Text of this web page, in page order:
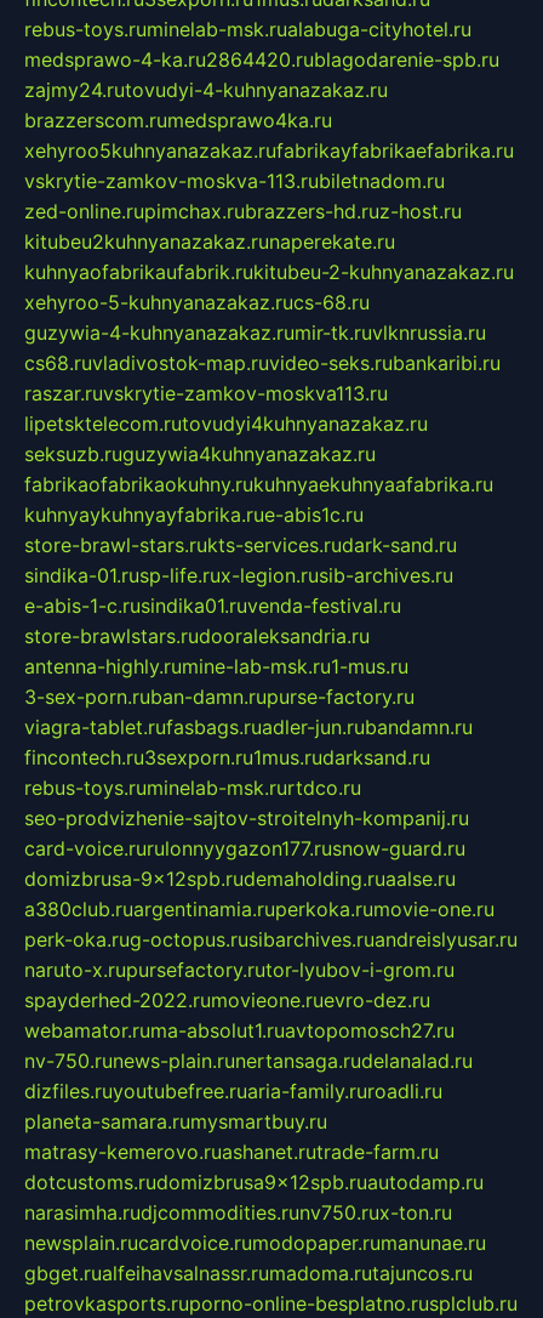
rebus-toys.ruminelab-msk.rualabuga-cityhotel.ru
medsprawo-4-ka.ru2864420.rublagodarenie-spb.ru
zajmy24.rutovudyi-4-kuhnyanazakaz.ru
brazzerscom.rumedsprawo4ka.ru
xehyroo5kuhnyanazakaz.rufabrikayfabrikaefabrika.ru
vskrytie-zamkov-moskva-113.rubiletnadom.ru
zed-online.rupimchax.rubrazzers-hd.ruz-host.ru
kitubeu2kuhnyanazakaz.runaperekate.ru
kuhnyaofabrikaufabrik.rukitubeu-2-kuhnyanazakaz.ru
xehyroo-5-kuhnyanazakaz.rucs-68.ru
guzywia-4-kuhnyanazakaz.rumir-tk.ruvlknrussia.ru
cs68.ruvladivostok-map.ruvideo-seks.rubankaribi.ru
raszar.ruvskrytie-zamkov-moskva113.ru
lipetsktelecom.rutovudyi4kuhnyanazakaz.ru
seksuzb.ruguzywia4kuhnyanazakaz.ru
fabrikaofabrikaokuhny.rukuhnyaekuhnyaafabrika.ru
kuhnyaykuhnyayfabrika.rue-abis1c.ru
store-brawl-stars.rukts-services.rudark-sand.ru
sindika-01.rusp-life.rux-legion.rusib-archives.ru
e-abis-1-c.rusindika01.ruvenda-festival.ru
store-brawlstars.rudooraleksandria.ru
antenna-highly.rumine-lab-msk.ru1-mus.ru
3-sex-porn.ruban-damn.rupurse-factory.ru
viagra-tablet.rufasbags.ruadler-jun.rubandamn.ru
fincontech.ru3sexporn.ru1mus.rudarksand.ru
rebus-toys.ruminelab-msk.rurtdco.ru
seo-prodvizhenie-sajtov-stroitelnyh-kompanij.ru
card-voice.rurulonnyygazon177.rusnow-guard.ru
domizbrusa-9x12spb.rudemaholding.ruaalse.ru
a380club.ruargentinamia.ruperkoka.rumovie-one.ru
perk-oka.rug-octopus.rusibarchives.ruandreislyusar.ru
naruto-x.rupursefactory.rutor-lyubov-i-grom.ru
spayderhed-2022.rumovieone.ruevro-dez.ru
webamator.ruma-absolut1.ruavtopomosch27.ru
nv-750.runews-plain.runertansaga.rudelanalad.ru
dizfiles.ruyoutubefree.ruaria-family.ruroadli.ru
planeta-samara.rumysmartbuy.ru
matrasy-kemerovo.ruashanet.rutrade-farm.ru
dotcustoms.rudomizbrusa9x12spb.ruautodamp.ru
narasimha.rudjcommodities.runv750.rux-ton.ru
newsplain.rucardvoice.rumodopaper.rumanunae.ru
gbget.rualfeihavsalnassr.rumadoma.rutajuncos.ru
petrovkasports.ruporno-online-besplatno.rusplclub.ru